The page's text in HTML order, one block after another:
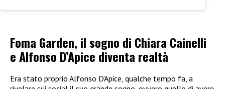
Foma Garden, il sogno di Chiara Cainelli
e Alfonso D’Apice diventa realtà
Era stato proprio Alfonso D’Apice, qualche tempo fa, a